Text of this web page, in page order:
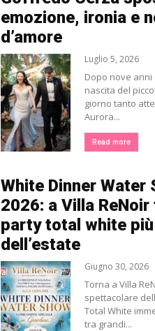
emozione, ironia e
d’amore
Luglio 5, 2026
Dopo nove
nascita del
giorno tanto
Aurora...
Read more
White Dinner Water
2026: a Villa ReNoir
party total white
dell’estate
Giugno 30, 2026
Torna a Villa
spettacolare
Total White
tra grandi...